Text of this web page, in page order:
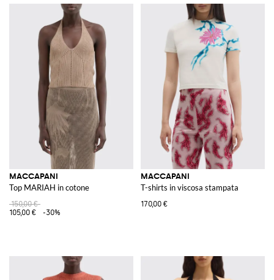
MACCAPANI
Top MARIAH in cotone
150,00 €
105,00 €
-30%
MACCAPANI
T-shirts in viscosa stampata
170,00 €